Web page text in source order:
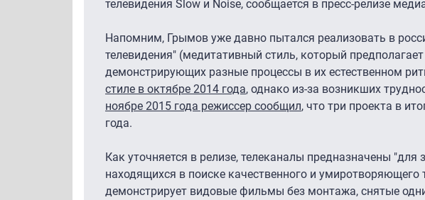
телевидения Slow и Noise, сообщается в пресс-релизе
Напомним, Грымов уже давно пытался реализовать в
телевидения" (медитативный стиль, который
демонстрирующих разные процессы в их естественном
стиле в октябре 2014 года, однако из-за возникших
ноябре 2015 года режиссер сообщил, что три проекта в
года.
Как уточняется в релизе, телеканалы предназначены
находящихся в поиске качественного и
демонстрирует видовые фильмы без монтажа, снятые